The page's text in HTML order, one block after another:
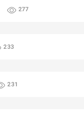
277
233
231